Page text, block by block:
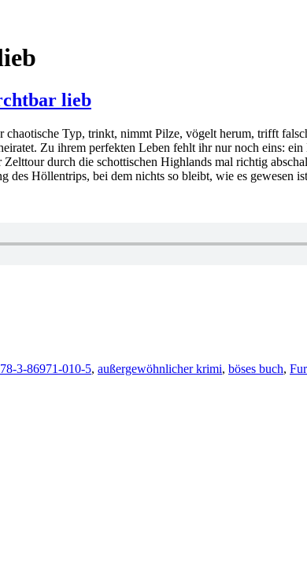
lieb
Typ, trinkt, nimmt Pilze, vögelt herum, trifft
Zu ihrem perfekten Leben fehlt ihr nur noch eins:
durch die schottischen Highlands mal richtig
des Höllentrips, bei dem nichts so bleibt, wie es gewesen
3-86971-010-5, außergewöhnlicher krimi, böses buch,